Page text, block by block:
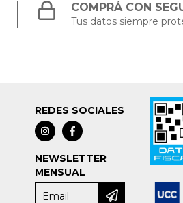
COMPRÁ CON
Tus datos siempre
REDES SOCIALES
NEWSLETTER
MENSUAL